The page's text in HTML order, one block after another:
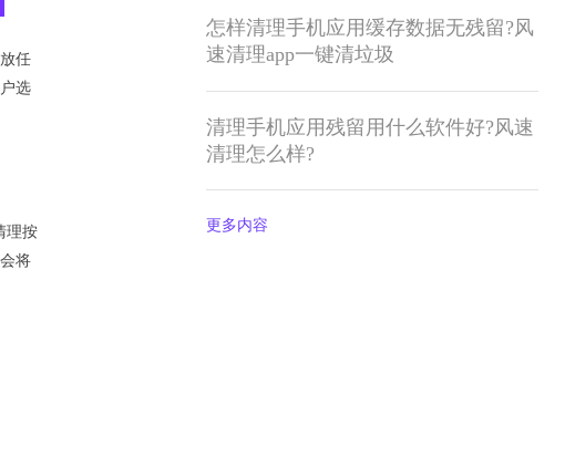
任
选
理按
将
怎样清理手机应用缓存数据无残留?风
速清理app一键清垃圾
清理手机应用残留用什么软件好?风速
清理怎么样?
更多内容